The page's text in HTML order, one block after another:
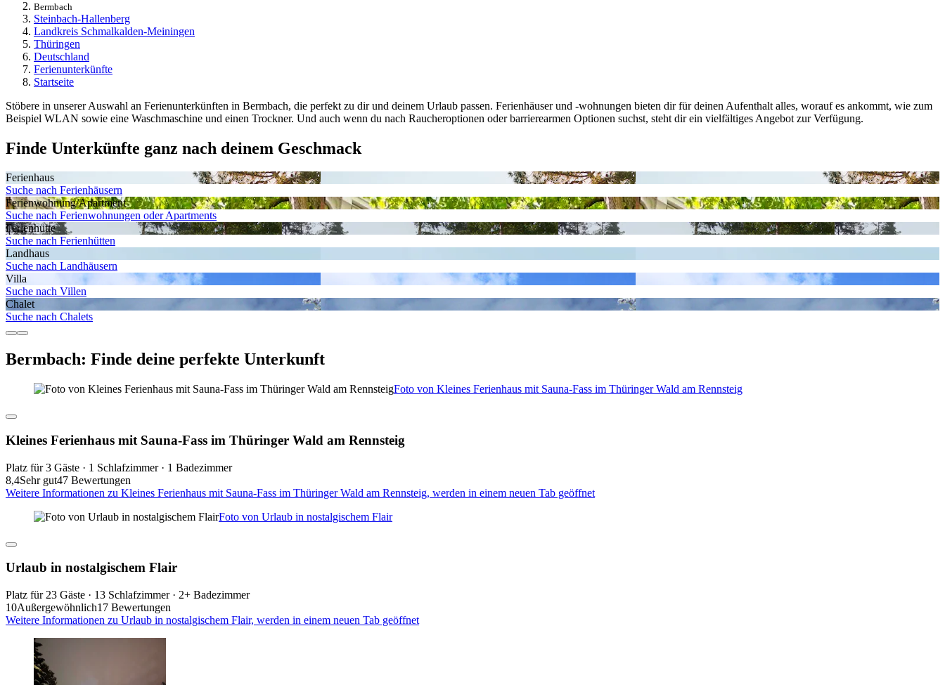
Bermbach
Steinbach-Hallenberg
Landkreis Schmalkalden-Meiningen
Thüringen
Deutschland
Ferienunterkünfte
Startseite
Stöbere in unserer Auswahl an Ferienunterkünften in Bermbach, die perfekt zu dir und deinem Urlaub passen. Ferienhäuser und -wohnungen bieten dir für deinen Aufenthalt alles, worauf es ankommt, wie zum
Beispiel WLAN sowie eine Waschmaschine und einen Trockner. Und auch wenn du nach Raucheroptionen oder barrierearmen Optionen suchst, steht dir ein vielfältiges Angebot zur Verfügung.
Finde Unterkünfte ganz nach deinem Geschmack
Ferienhaus
Suche nach Ferienhäusern
Ferienwohnung/Apartment
Suche nach Ferienwohnungen oder Apartments
Ferienhütte
Suche nach Ferienhütten
Landhaus
Suche nach Landhäusern
Villa
Suche nach Villen
Chalet
Suche nach Chalets
Bermbach: Finde deine perfekte Unterkunft
Foto von Kleines Ferienhaus mit Sauna-Fass im Thüringer Wald am Rennsteig
Kleines Ferienhaus mit Sauna-Fass im Thüringer Wald am Rennsteig
Platz für 3 Gäste · 1 Schlafzimmer · 1 Badezimmer
8,4Sehr gut47 Bewertungen
Weitere Informationen zu Kleines Ferienhaus mit Sauna-Fass im Thüringer Wald am Rennsteig, werden in einem neuen Tab geöffnet
Foto von Urlaub in nostalgischem Flair
Urlaub in nostalgischem Flair
Platz für 23 Gäste · 13 Schlafzimmer · 2+ Badezimmer
10Außergewöhnlich17 Bewertungen
Weitere Informationen zu Urlaub in nostalgischem Flair, werden in einem neuen Tab geöffnet